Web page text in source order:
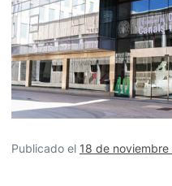
Publicado el 18 de